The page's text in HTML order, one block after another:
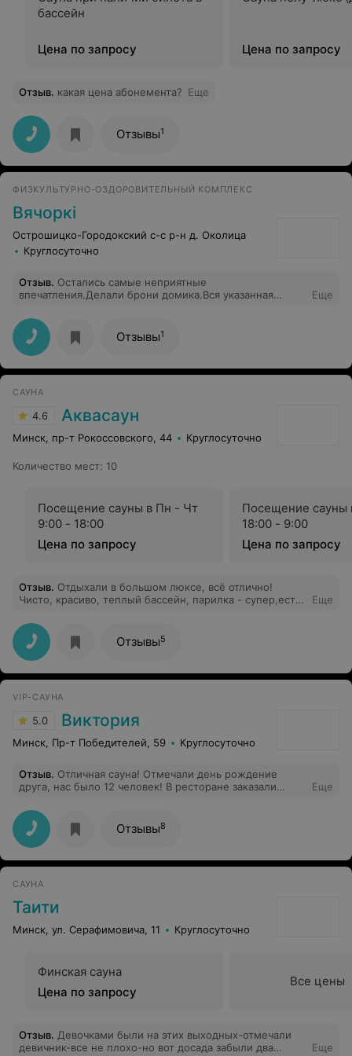
бассейн
Цена по запросу Цена по запросу
Отзыв. какая цена абонемента? Еще
Отзывы1
ФИЗКУЛЬТУРНО-ОЗДОРОВИТЕЛЬНЫЙ КОМПЛЕКС
Вячоркi
Острошицко-Городокский с-с р-н д. Околица
Круглосуточно
Отзыв. Остались самые неприятные
впечатления.Делали брони домика.Вся указанная
заезда и отъезда, стоимость, предоплату, залог.
Домики очень близко друг к другу, места мало. Гулять
соседи будут у вас под окном. Отказались от других
вариантов из-за этой брони. Никто из администрации
даже не извинился. Сказали,Денис информацию
рекламой называется. Оказание услуг кошмар. Если
любите лотерею вперед,а может вам повезёт и вас
приятно встретят?
Еще
Отзывы1
САУНА
4.6 Аквасаун
Минск, пр-т Рокоссовского, 44 Круглосуточно
Количество мест: 10
Посещение сауны в Пн - Чт
9:00 - 18:00
Цена по запросу
Посещение сауны
18:00 - 9:00
Цена по запросу
Отзыв. Отдыхали в большом люксе, всё отлично!
Чисто, красиво, теплый бассейн, парилка - супер,есть
обязательно!!!!
Еще
Отзывы5
VIP-САУНА
5.0 Виктория
Минск, Пр-т Победителей, 59 Круглосуточно
Отзыв. Отличная сауна! Отмечали день рождение
друга, нас было 12 человек! В ресторане заказали
подавали! В сауне чисто, приятный и очень вежливый
администратор (вроде Ирина звали, спасибо ей
большое), нестандартный дизайн, шикарная барная
стойка, бассейн. Хорошее место для отдыха и
проведения праздников! Рекомендуем!
Еще
Отзывы8
САУНА
Таити
Минск, ул. Серафимовича, 11 Круглосуточно
Финская сауна
Цена по запросу
Все цены
Отзыв. Девочками были на этих выходных-отмечали
девичник-все не плохо-но вот досада забыли два
Еще